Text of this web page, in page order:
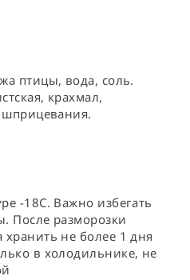
птицы, вода, соль.
крахмал,
шприцевания.
-18С. Важно избегать
После разморозки
хранить не более 1 дня
в холодильнике, не